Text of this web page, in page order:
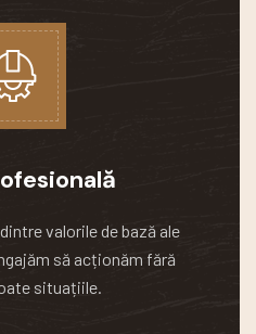
valorile de bază ale
să acționăm fără
situațiile.